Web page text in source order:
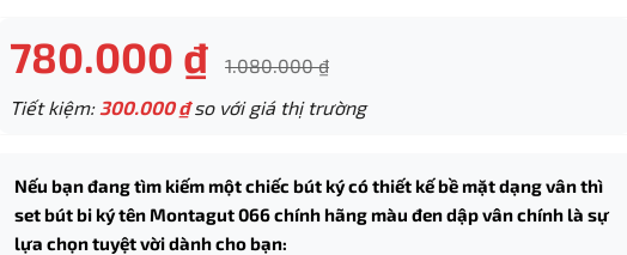
780.000 ₫ 1.080.000₫
Tiết kiệm: 300.000₫so với giá thị trường
Nếu bạn đang tìm kiếm một chiếc bút ký có thiết kế bề mặt dạng vân thì
set bút bi ký tên Montagut 066 chính hãng màu đen dập vân chính là sự
lựa chọn tuyệt vời dành cho bạn: